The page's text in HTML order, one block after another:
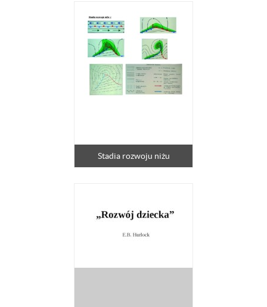
Stadia rozwoju niżu